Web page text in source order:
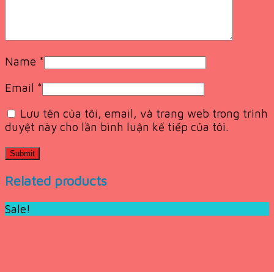
Name *
Email *
Lưu tên của tôi, email, và trang web trong trình
duyệt này cho lần bình luận kế tiếp của tôi.
Related products
Sale!